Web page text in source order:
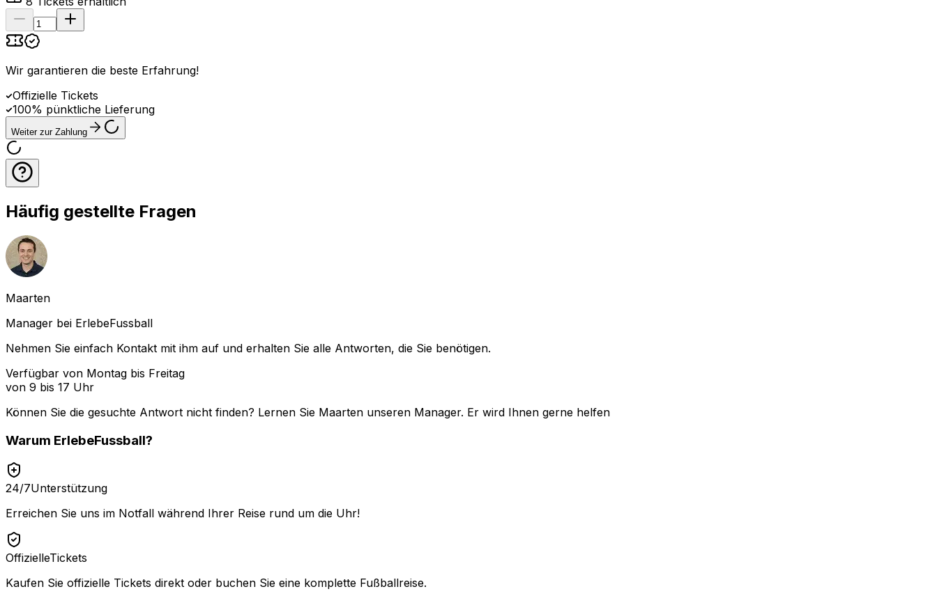
Wir garantieren die beste Erfahrung!
Offizielle Tickets
100% pünktliche Lieferung
Weiter zur Zahlung
Häufig gestellte Fragen
Maarten
Manager bei ErlebeFussball
Nehmen Sie einfach Kontakt mit ihm auf und erhalten Sie alle Antworten, die Sie benötigen.
Verfügbar von Montag bis Freitag
von 9 bis 17 Uhr
Können Sie die gesuchte Antwort nicht finden? Lernen Sie Maarten unseren Manager. Er wird Ihnen gerne helfen
Warum ErlebeFussball?
24/7Unterstützung
Erreichen Sie uns im Notfall während Ihrer Reise rund um die Uhr!
OffizielleTickets
Kaufen Sie offizielle Tickets direkt oder buchen Sie eine komplette Fußballreise.